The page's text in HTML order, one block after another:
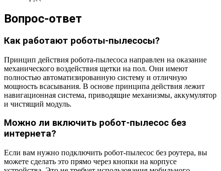
Вопрос-ответ
Как работают роботы-пылесосы?
Принцип действия робота-пылесоса направлен на оказание
механического воздействия щетки на пол. Они имеют
полностью автоматизированную систему и отличную
мощность всасывания. В основе принципа действия лежит
навигационная система, приводящие механизмы, аккумулятор
и чистящий модуль.
Можно ли включить робот-пылесос без
интернета?
Если вам нужно подключить робот-пылесос без роутера, вы
можете сделать это прямо через кнопки на корпусе